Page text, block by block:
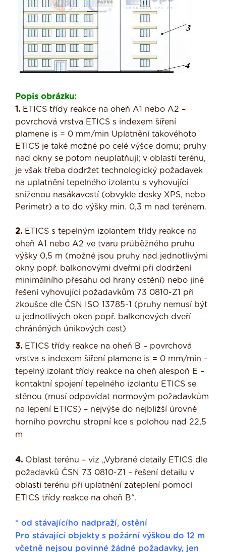
Popis obrázku:
1. ETICS třídy reakce na oheň A1 nebo A2 –
povrchová vrstva ETICS s indexem šíření
plamene is = 0 mm/min Uplatnění takovéhoto
ETICS je také možné po celé výšce domu; pruhy
nad okny se potom neuplatňují; v oblasti terénu,
je však třeba dodržet technologický požadavek
na uplatnění tepelného izolantu s vyhovující
sníženou nasákavostí (obvykle desky XPS, nebo
Perimetr) a to do výšky min. 0,3 m nad terénem.
2. ETICS s tepelným izolantem třídy reakce na
oheň A1 nebo A2 ve tvaru průběžného pruhu
výšky 0,5 m (možné jsou pruhy nad jednotlivými
okny popř. balkonovými dveřmi při dodržení
minimálního přesahu od hrany ostění) nebo jiné
řešení vyhovující požadavkům 73 0810-Z1 při
zkoušce dle ČSN ISO 13785-1 (pruhy nemusí být
u jednotlivých oken popř. balkonových dveří
chráněných únikových cest)
3. ETICS třídy reakce na oheň B – povrchová
vrstva s indexem šíření plamene is = 0 mm/min –
tepelný izolant třídy reakce na oheň alespoň E –
kontaktní spojení tepelného izolantu ETICS se
stěnou (musí odpovídat normovým požadavkům
na lepení ETICS) – nejvýše do nejbližší úrovně
horního povrchu stropní kce s polohou nad 22,5
m
4. Oblast terénu – viz „Vybrané detaily ETICS dle
požadavků ČSN 73 0810-Z1 – řešení detailu v
oblasti terénu při uplatnění zateplení pomocí
ETICS třídy reakce na oheň B“.
* od stávajícího nadpraží, ostění
Pro stávající objekty s požární výškou do 12 m
včetně nejsou povinné žádné požadavky, jen